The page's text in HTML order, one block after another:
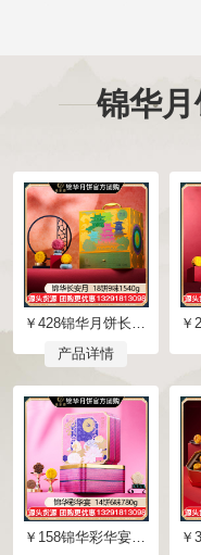
锦华
产品详情
￥158锦华彩华宴月饼礼盒14饼6味780g双层礼盒广式月饼苏式月饼港式流心奶黄月饼中秋礼盒锦华月饼旗舰店团购【彩华宴】礼盒装780g